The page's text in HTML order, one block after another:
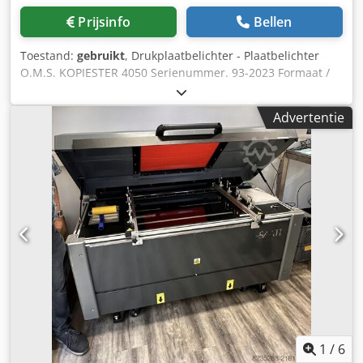
Prijsinfo Bellen
Toestand: gebruikt, Drukplaatbelichter - Plaatbelichter
O.M.S. KOPIESTER 4050 Serienummer. 93-2023 Formaat /
Afmeting max. 400 x 500mm Spanning 230V AC - 2800W
Online video-inspectie via WhatsApp - MS Zoom - Telegram
Op voorraad Emskirchen/Nürnberg - Direct leverbaar - Kan
getest worden Crodpev Am Rvjfx Ai Dsf
Advertentie
1 / 6